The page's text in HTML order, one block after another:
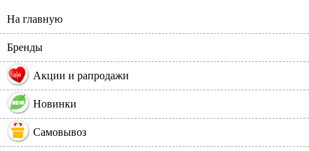
На главную
Бренды
% Акции и рапродажи
Новинки
Самовывоз